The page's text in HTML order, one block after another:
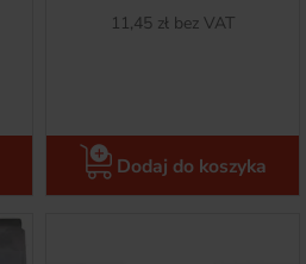
Netto
11,45 zł bez VAT
Dodaj do koszyka